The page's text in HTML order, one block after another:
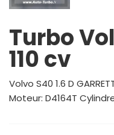
Turbo
110 cv
Volvo S40 1.6 D
Moteur: D4164T